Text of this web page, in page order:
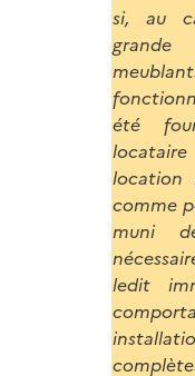
si, au
grande
été
location
comme
muni
ledit